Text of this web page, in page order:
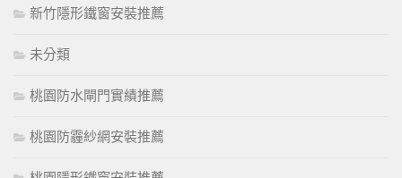
新竹隱形鐵窗安裝推薦
未分類
桃園防水閘門實績推薦
桃園防霾紗網安裝推薦